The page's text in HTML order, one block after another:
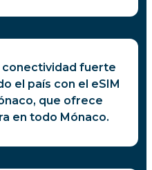
conectividad fuerte
el país con el eSIM
que ofrece
en todo Mónaco.